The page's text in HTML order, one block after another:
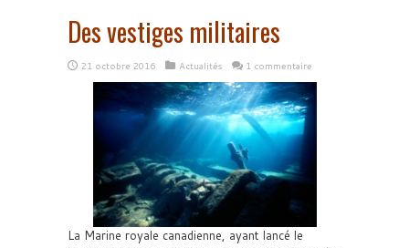
Des vestiges militaires
21 octobre 2016 Actualités 1 commentaire
La Marine royale canadienne, ayant lancé le